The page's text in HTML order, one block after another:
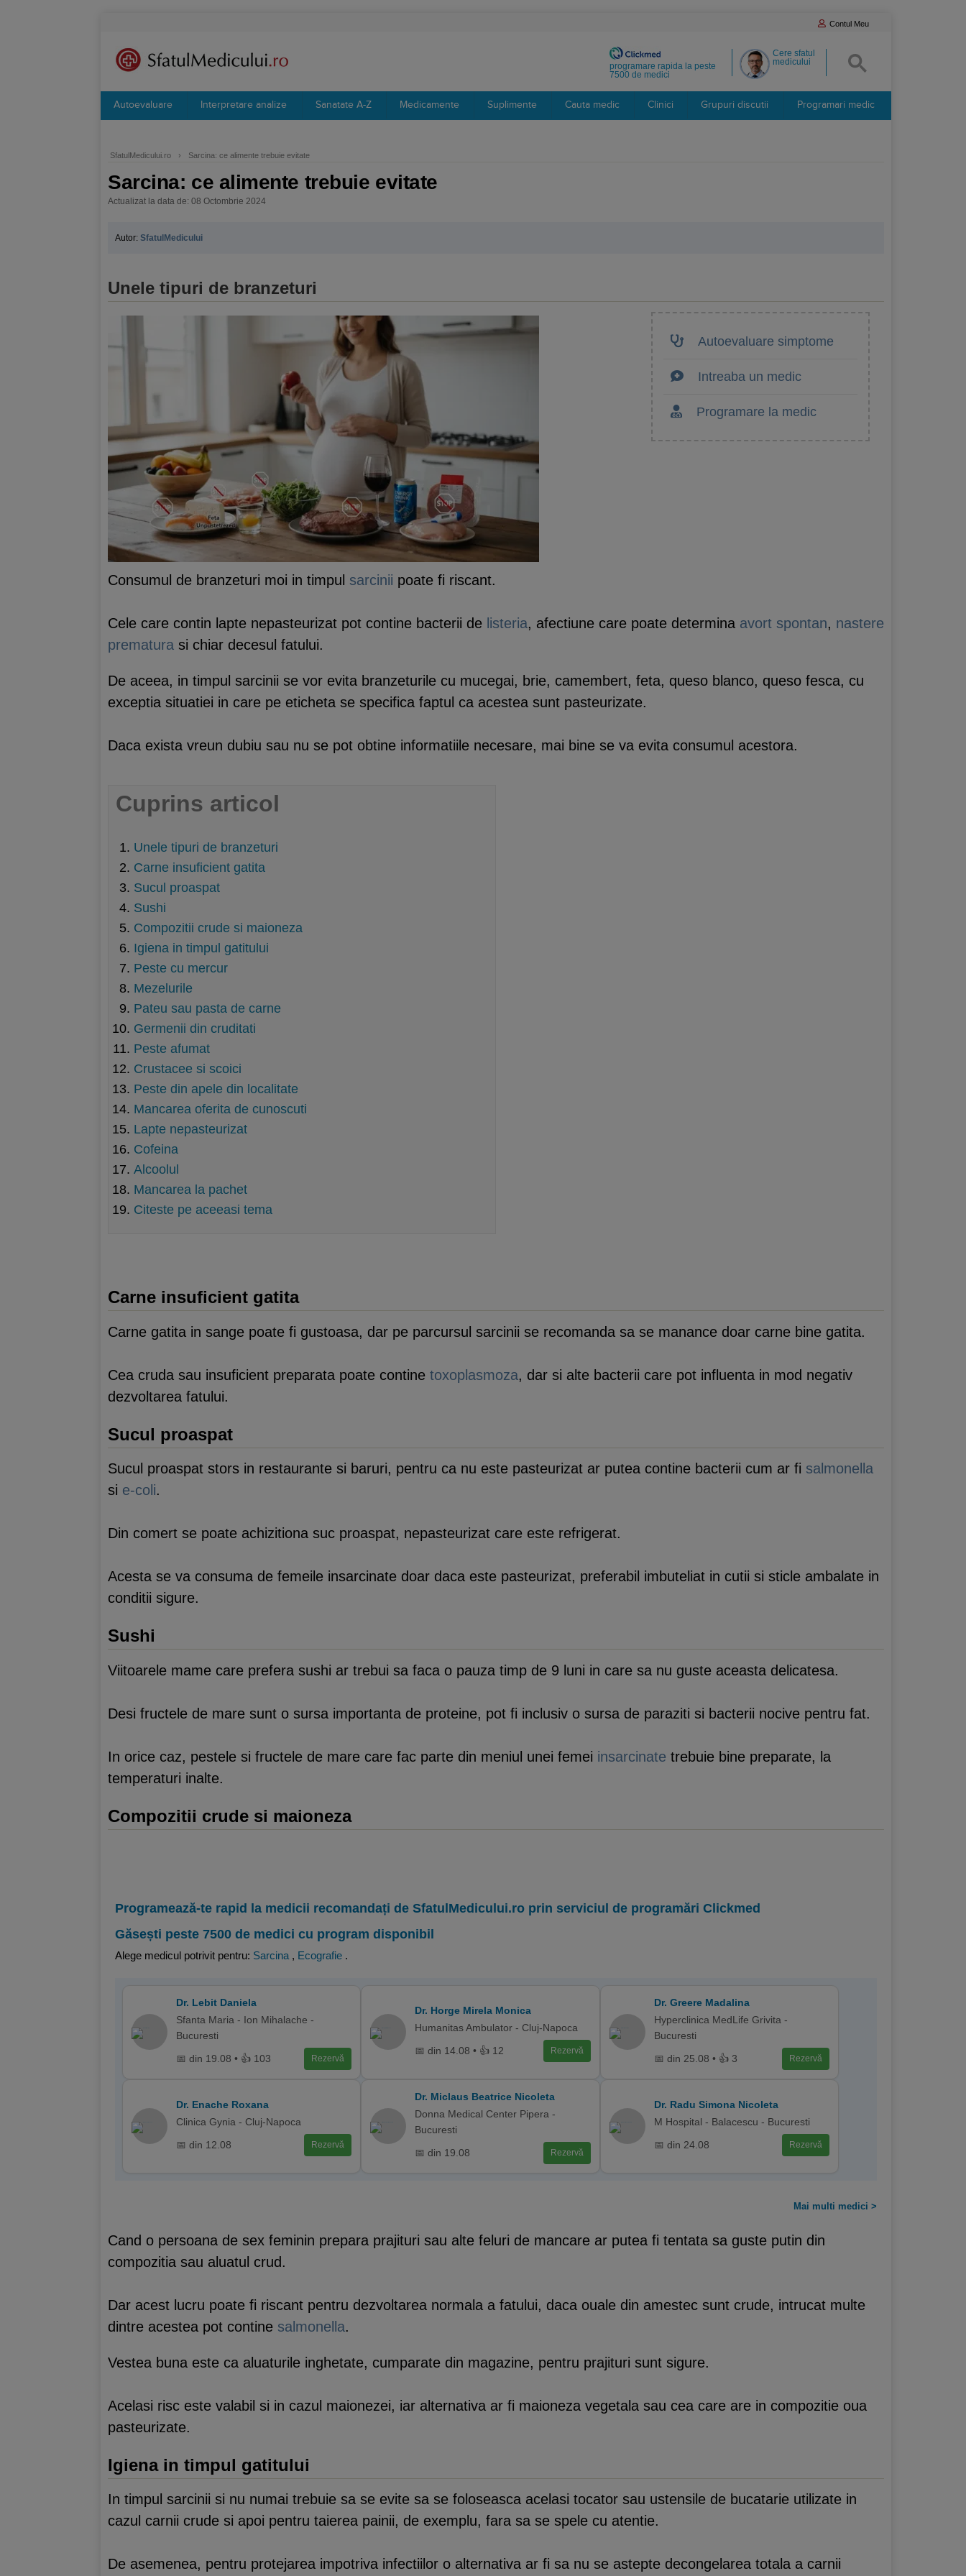
Contul Meu
Cere sfatul
medicului
programare rapida la peste
7500 de medici
Autoevaluare Interpretare analize Sanatate A-Z Medicamente Suplimente Cauta medic Clinici Grupuri discutii Programari medic
SfatulMedicului.ro › Sarcina: ce alimente trebuie evitate
Sarcina: ce alimente trebuie evitate
Actualizat la data de: 08 Octombrie 2024
Autor: SfatulMedicului
Unele tipuri de branzeturi
Autoevaluare simptome
Intreaba un medic
Programare la medic
Consumul de branzeturi moi in timpul sarcinii poate fi riscant.
Cele care contin lapte nepasteurizat pot contine bacterii de listeria, afectiune care poate determina avort spontan, nastere
prematura si chiar decesul fatului.
De aceea, in timpul sarcinii se vor evita branzeturile cu mucegai, brie, camembert, feta, queso blanco, queso fesca, cu
exceptia situatiei in care pe eticheta se specifica faptul ca acestea sunt pasteurizate.
Daca exista vreun dubiu sau nu se pot obtine informatiile necesare, mai bine se va evita consumul acestora.
Cuprins articol
Unele tipuri de branzeturi
Carne insuficient gatita
Sucul proaspat
Sushi
Compozitii crude si maioneza
Igiena in timpul gatitului
Peste cu mercur
Mezelurile
Pateu sau pasta de carne
Germenii din cruditati
Peste afumat
Crustacee si scoici
Peste din apele din localitate
Mancarea oferita de cunoscuti
Lapte nepasteurizat
Cofeina
Alcoolul
Mancarea la pachet
Citeste pe aceeasi tema
Carne insuficient gatita
Carne gatita in sange poate fi gustoasa, dar pe parcursul sarcinii se recomanda sa se manance doar carne bine gatita.
Cea cruda sau insuficient preparata poate contine toxoplasmoza, dar si alte bacterii care pot influenta in mod negativ
dezvoltarea fatului.
Sucul proaspat
Sucul proaspat stors in restaurante si baruri, pentru ca nu este pasteurizat ar putea contine bacterii cum ar fi salmonella
si e-coli.
Din comert se poate achizitiona suc proaspat, nepasteurizat care este refrigerat.
Acesta se va consuma de femeile insarcinate doar daca este pasteurizat, preferabil imbuteliat in cutii si sticle ambalate in
conditii sigure.
Sushi
Viitoarele mame care prefera sushi ar trebui sa faca o pauza timp de 9 luni in care sa nu guste aceasta delicatesa.
Desi fructele de mare sunt o sursa importanta de proteine, pot fi inclusiv o sursa de paraziti si bacterii nocive pentru fat.
In orice caz, pestele si fructele de mare care fac parte din meniul unei femei insarcinate trebuie bine preparate, la
temperaturi inalte.
Compozitii crude si maioneza
Programează-te rapid la medicii recomandați de SfatulMedicului.ro prin serviciul de programări Clickmed
Găsești peste 7500 de medici cu program disponibil
Alege medicul potrivit pentru: Sarcina , Ecografie .
Dr. Lebit Daniela
Sfanta Maria - Ion Mihalache -
Bucuresti
📅 din 19.08 • 👍 103 Rezervă
Dr. Horge Mirela Monica
Humanitas Ambulator - Cluj-Napoca
📅 din 14.08 • 👍 12 Rezervă
Dr. Greere Madalina
Hyperclinica MedLife Grivita -
Bucuresti
📅 din 25.08 • 👍 3 Rezervă
Dr. Enache Roxana
Clinica Gynia - Cluj-Napoca
📅 din 12.08 Rezervă
Dr. Miclaus Beatrice Nicoleta
Donna Medical Center Pipera -
Bucuresti
📅 din 19.08 Rezervă
Dr. Radu Simona Nicoleta
M Hospital - Balacescu - Bucuresti
📅 din 24.08 Rezervă
Mai multi medici >
Cand o persoana de sex feminin prepara prajituri sau alte feluri de mancare ar putea fi tentata sa guste putin din
compozitia sau aluatul crud.
Dar acest lucru poate fi riscant pentru dezvoltarea normala a fatului, daca ouale din amestec sunt crude, intrucat multe
dintre acestea pot contine salmonella.
Vestea buna este ca aluaturile inghetate, cumparate din magazine, pentru prajituri sunt sigure.
Acelasi risc este valabil si in cazul maionezei, iar alternativa ar fi maioneza vegetala sau cea care are in compozitie oua
pasteurizate.
Igiena in timpul gatitului
In timpul sarcinii si nu numai trebuie sa se evite sa se foloseasca acelasi tocator sau ustensile de bucatarie utilizate in
cazul carnii crude si apoi pentru taierea painii, de exemplu, fara sa se spele cu atentie.
De asemenea, pentru protejarea impotriva infectiilor o alternativa ar fi sa nu se astepte decongelarea totala a carnii